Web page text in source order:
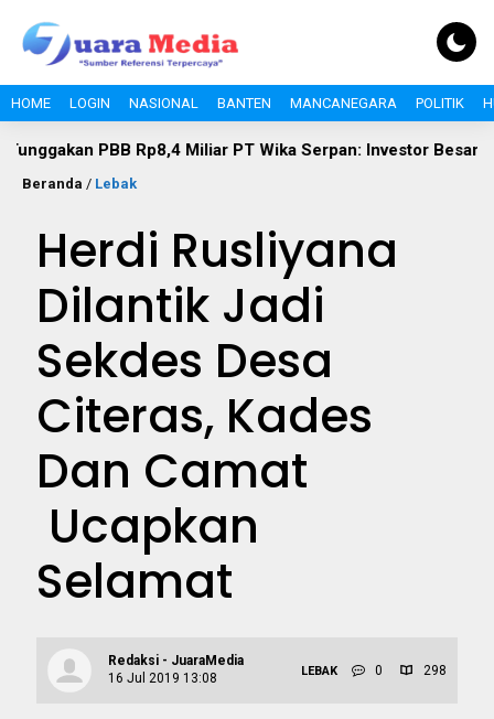
HOME LOGIN NASIONAL BANTEN MANCANEGARA POLITIK
Rp8,4 Miliar PT Wika Serpan: Investor Besar Tak Boleh
Beranda / Lebak
Herdi Rusliyana
Dilantik Jadi
Sekdes Desa
Citeras, Kades
Dan Camat
Ucapkan
Selamat
Redaksi - JuaraMedia
16 Jul 2019 13:08
LEBAK 0 298